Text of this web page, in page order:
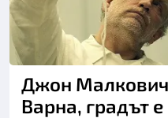
Джон Малкович
Варна, градът